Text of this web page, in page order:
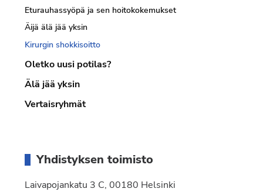
Eturauhassyöpä ja sen hoitokokemukset
Äijä älä jää yksin
Kirurgin shokkisoitto
Oletko uusi potilas?
Älä jää yksin
Vertaisryhmät
Yhdistyksen toimisto
Laivapojankatu 3 C, 00180 Helsinki